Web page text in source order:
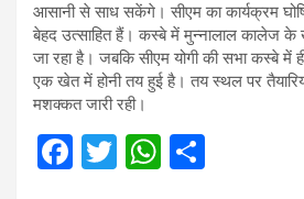
आसानी से साध सकेंगे। सीएम का कार्यक्रम घोषित
बेहद उत्साहित हैं। कस्बे में मुन्नालाल कालेज के
जा रहा है। जबकि सीएम योगी की सभा कस्बे में
एक खेत में होनी तय हुई है। तय स्थल पर
मशक्कत जारी रही।
F
T
W